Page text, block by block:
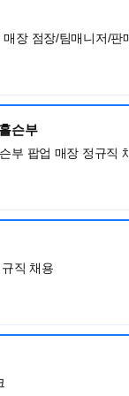
장 점장/팀매니저/판
슨부
부 팝업 매장 정규직
직 채용